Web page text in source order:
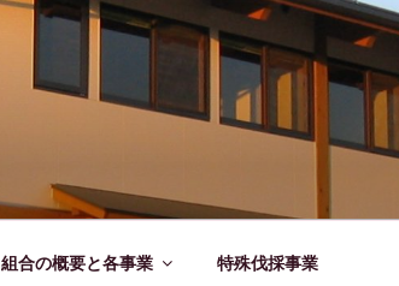
組合の概要と各事業 特殊伐採事業